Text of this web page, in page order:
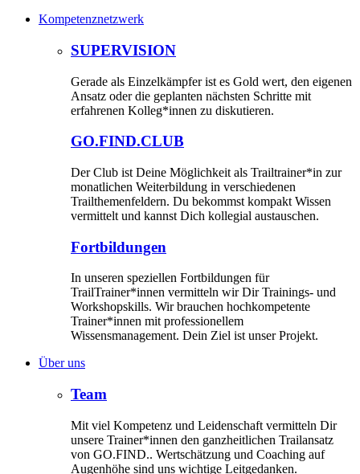
Kompetenznetzwerk
SUPERVISION
Gerade als Einzelkämpfer ist es Gold wert, den eigenen
Ansatz oder die geplanten nächsten Schritte mit
erfahrenen Kolleg*innen zu diskutieren.
GO.FIND.CLUB
Der Club ist Deine Möglichkeit als Trailtrainer*in zur
monatlichen Weiterbildung in verschiedenen
Trailthemenfeldern. Du bekommst kompakt Wissen
vermittelt und kannst Dich kollegial austauschen.
Fortbildungen
In unseren speziellen Fortbildungen für
TrailTrainer*innen vermitteln wir Dir Trainings- und
Workshopskills. Wir brauchen hochkompetente
Trainer*innen mit professionellem
Wissensmanagement. Dein Ziel ist unser Projekt.
Über uns
Team
Mit viel Kompetenz und Leidenschaft vermitteln Dir
unsere Trainer*innen den ganzheitlichen Trailansatz
von GO.FIND.. Wertschätzung und Coaching auf
Augenhöhe sind uns wichtige Leitgedanken.